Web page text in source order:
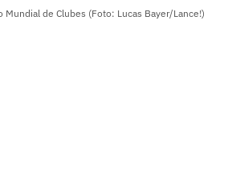
Mundial de Clubes (Foto: Lucas Bayer/Lance!)